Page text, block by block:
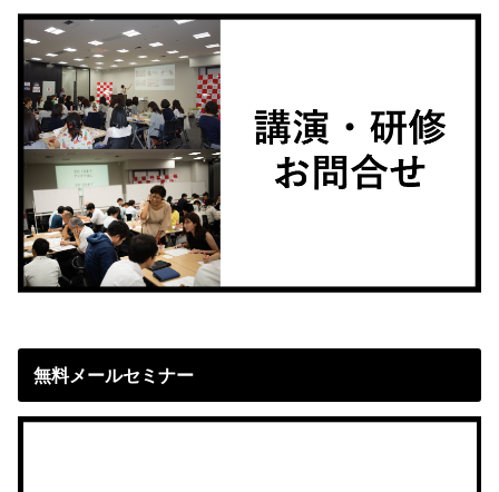
無料メールセミナー